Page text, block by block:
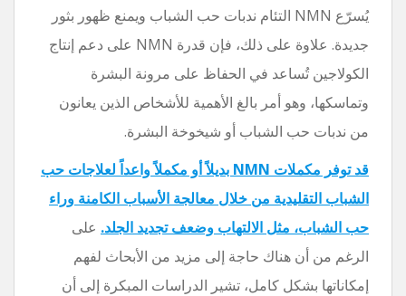
يُسرّع NMN التئام ندبات حب الشباب ويمنع ظهور بثور
جديدة. علاوة على ذلك، فإن قدرة NMN على دعم إنتاج
الكولاجين تُساعد في الحفاظ على مرونة البشرة
وتماسكها، وهو أمر بالغ الأهمية للأشخاص الذين يعانون
من ندبات حب الشباب أو شيخوخة البشرة.
قد توفر مكملات NMN بديلاً أو مكملاً واعداً لعلاجات حب
الشباب التقليدية من خلال معالجة الأسباب الكامنة وراء
حب الشباب، مثل الالتهاب وضعف تجديد الجلد. على
الرغم من أن هناك حاجة إلى مزيد من الأبحاث لفهم
إمكاناتها بشكل كامل، تشير الدراسات المبكرة إلى أن